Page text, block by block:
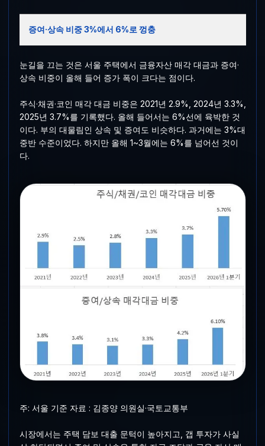
증여·상속 비중 3%에서 6%로 껑충
눈길을 끄는 것은 서울 주택에서 금융자산 매각 대금과 증여·
상속 비중이 올해 들어 증가 폭이 크다는 점이다.
주식·채권·코인 매각 대금 비중은 2021년 2.9%, 2024년 3.3%,
2025년 3.7%를 기록했다. 올해 들어서는 6%선에 육박한 것
이다. 부의 대물림인 상속 및 증여도 비슷하다. 과거에는 3%대
중반 수준이었다. 하지만 올해 1~3월에는 6%를 넘어선 것이
다.
주: 서울 기준 자료 : 김종양 의원실·국토교통부
시장에서는 주택 담보 대출 문턱이 높아지고, 갭 투자가 사실